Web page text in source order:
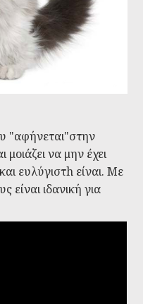
"αφήνεται"στην
να μην έχει
ευλύγιστh είναι. Με
ιδανική για